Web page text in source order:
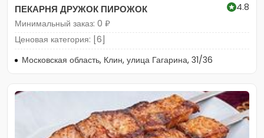
ПЕКАРНЯ ДРУЖОК ПИРОЖОК
4.8
Минимальный заказ: 0 ₽
Ценовая категория: [6]
Московская область, Клин, улица Гагарина, 31/36